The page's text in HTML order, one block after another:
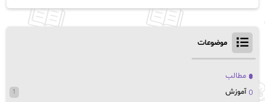
موضوعات
مطالب
آموزش
1